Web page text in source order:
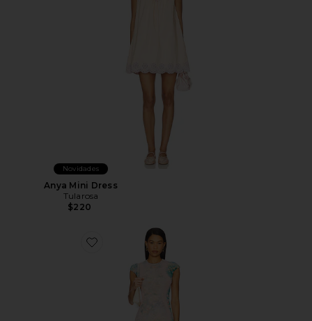
Novidades
Anya Mini Dress
Tularosa
$220
Favorite Cody Dress